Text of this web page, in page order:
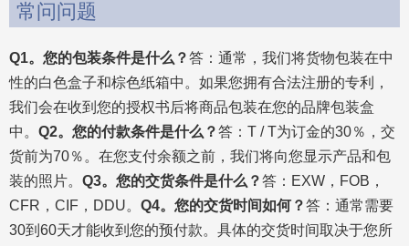
利，我们会在收到您的授权书后将商品包装在您的品牌包
30％，交货前为70％。在您支付余额之前，我们将向您显
示产品和包装的照片。Q3。您的交货条件是什么？答：
EXW，FOB，CFR，CIF，DDU。Q4。您的交货时间如
何？答：通常需要30到60天才能收到您的预付款。具体的
交货时间取决于您所订购的物品和数量。Q5。可以根据样
品生产吗？答：可以，我们可以根据您的样品或技术图纸
生产。我们可以制造模具和固定装置。Q6。您的样本政策
是什么？答：如果有现货，我们可以提供样品，但客户必